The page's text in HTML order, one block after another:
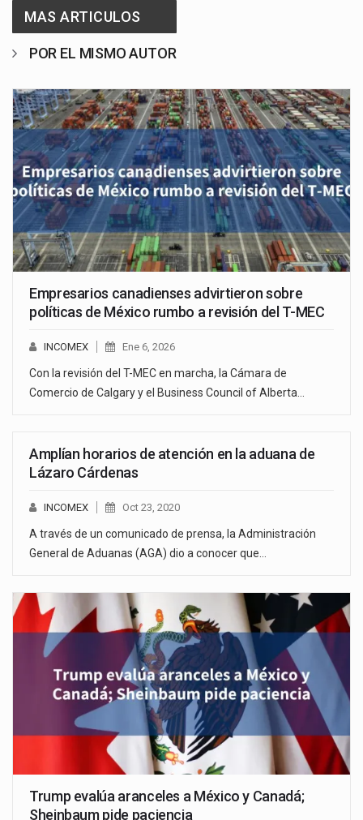
MAS ARTICULOS
POR EL MISMO AUTOR
Empresarios canadienses advirtieron sobre
políticas de México rumbo a revisión del T-MEC
INCOMEX Ene 6, 2026
Con la revisión del T-MEC en marcha, la Cámara de
Comercio de Calgary y el Business Council of Alberta…
Amplían horarios de atención en la aduana de
Lázaro Cárdenas
INCOMEX Oct 23, 2020
A través de un comunicado de prensa, la Administración
General de Aduanas (AGA) dio a conocer que…
Trump evalúa aranceles a México y Canadá;
Sheinbaum pide paciencia